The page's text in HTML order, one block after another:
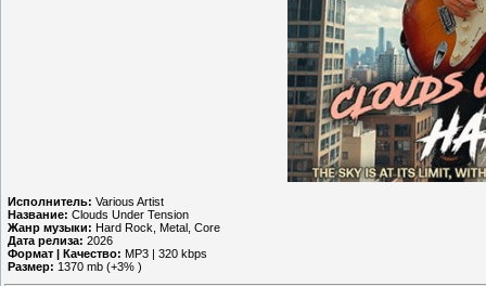
Исполнитель: Various Artist
Название: Clouds Under Tension
Жанр музыки: Hard Rock, Metal, Core
Дата релиза: 2026
Формат | Качество: MP3 | 320 kbps
Размер: 1370 mb (+3% )